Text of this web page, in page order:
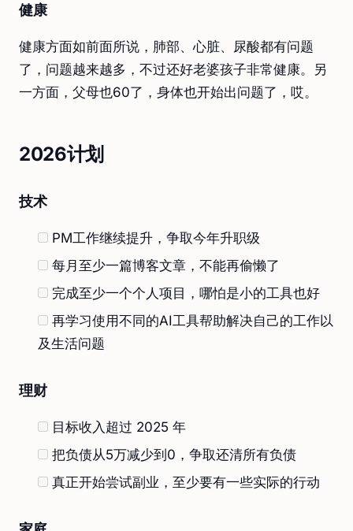
健康
健康方面如前面所说，肺部、心脏、尿酸都有问题
了，问题越来越多，不过还好老婆孩子非常健康。另
一方面，父母也60了，身体也开始出问题了，哎。
2026计划
技术
PM工作继续提升，争取今年升职级
每月至少一篇博客文章，不能再偷懒了
完成至少一个个人项目，哪怕是小的工具也好
再学习使用不同的AI工具帮助解决自己的工作以
及生活问题
理财
目标收入超过 2025 年
把负债从5万减少到0，争取还清所有负债
真正开始尝试副业，至少要有一些实际的行动